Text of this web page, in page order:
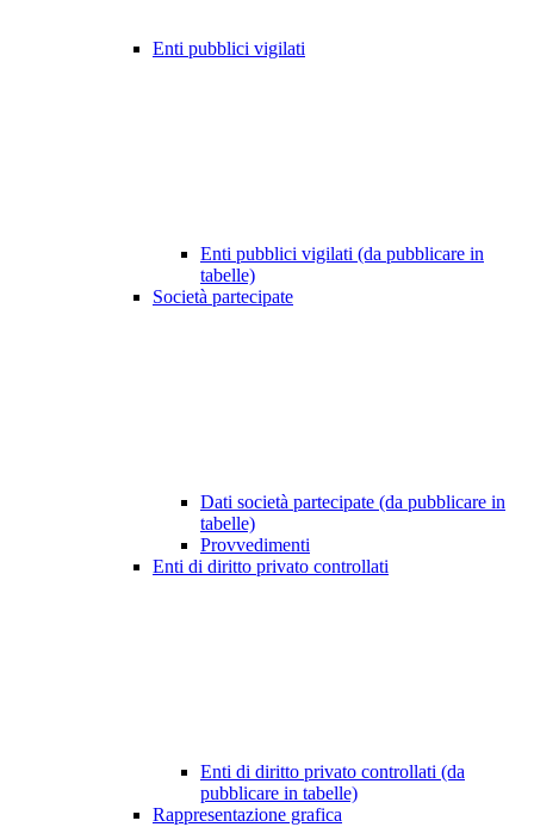
Enti pubblici vigilati
Enti pubblici vigilati (da pubblicare in
tabelle)
Società partecipate
Dati società partecipate (da pubblicare in
tabelle)
Provvedimenti
Enti di diritto privato controllati
Enti di diritto privato controllati (da
pubblicare in tabelle)
Rappresentazione grafica